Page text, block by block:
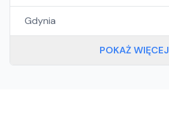
Gdynia
POKAŻ WIĘCEJ